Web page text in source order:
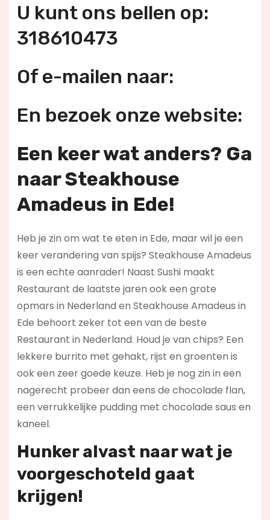
U kunt ons bellen op:
318610473
Of e-mailen naar:
En bezoek onze website:
Een keer wat anders? Ga
naar Steakhouse
Amadeus in Ede!
Heb je zin om wat te eten in Ede, maar wil je een
keer verandering van spijs? Steakhouse Amadeus
is een echte aanrader! Naast Sushi maakt
Restaurant de laatste jaren ook een grote
opmars in Nederland en Steakhouse Amadeus in
Ede behoort zeker tot een van de beste
Restaurant in Nederland. Houd je van chips? Een
lekkere burrito met gehakt, rijst en groenten is
ook een zeer goede keuze. Heb je nog zin in een
nagerecht probeer dan eens de chocolade flan,
een verrukkelijke pudding met chocolade saus en
kaneel.
Hunker alvast naar wat je
voorgeschoteld gaat
krijgen!